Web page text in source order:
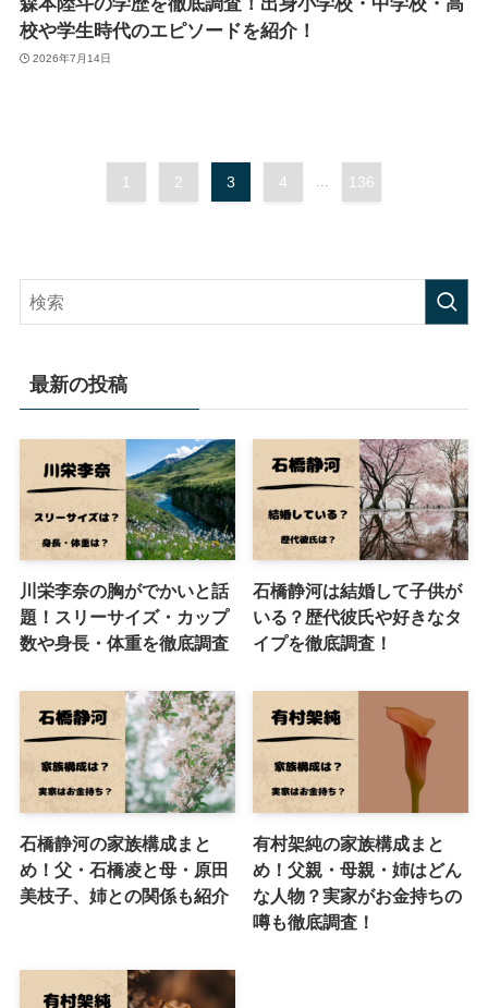
校や学生時代のエピソードを紹介！
2026年7月14日
1 2 3 4 ... 136
最新の投稿
川栄李奈の胸がでかいと話
題！スリーサイズ・カップ
数や身長・体重を徹底調査
石橋静河は結婚して子供が
いる？歴代彼氏や好きなタ
イプを徹底調査！
石橋静河の家族構成まと
め！父・石橋凌と母・原田
美枝子、姉との関係も紹介
有村架純の家族構成まと
め！父親・母親・姉はどん
な人物？実家がお金持ちの
噂も徹底調査！